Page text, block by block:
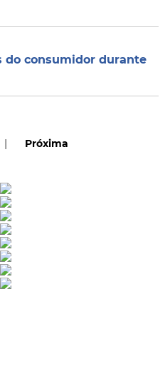
do consumidor durante
| Próxima